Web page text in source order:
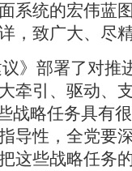
系统的宏伟蓝
，致广大、尽精
议》部署了对推
牵引、驱动、
战略任务具有
导性，全党要
这些战略任务